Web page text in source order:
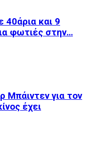
40άρια και 9
φωτιές στην…
Μπάιντεν για τον
έχει